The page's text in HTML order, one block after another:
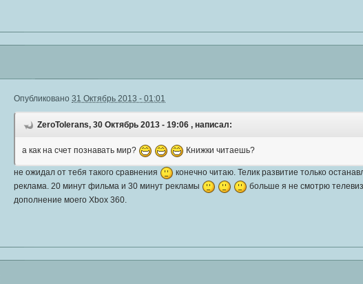
Опубликовано 31 Октябрь 2013 - 01:01
ZeroTolerans, 30 Октябрь 2013 - 19:06 , написал:
а как на счет познавать мир? Книжки читаешь?
не ожидал от тебя такого сравнения
конечно читаю. Телик развитие только
реклама. 20 минут фильма и 30 минут рекламы
больше я не смотрю
дополнение моего Xbox 360.